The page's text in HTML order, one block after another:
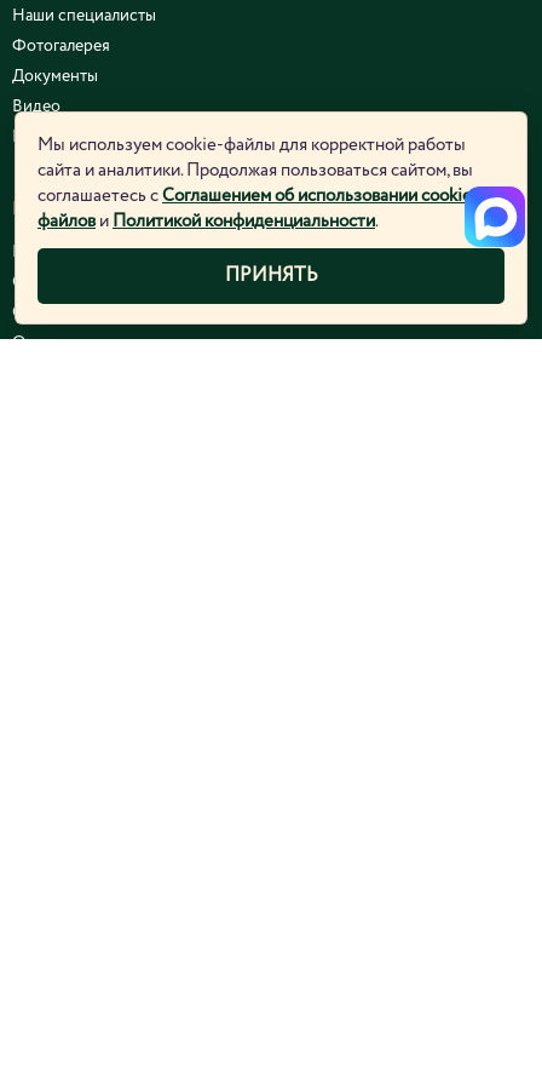
Наши специалисты
Фотогалерея
Документы
Видео
Курсы и семинары
ЮРИДИЧЕСКАЯ ИНФОРМАЦИЯ
Политика конфиденциальности
Согласие на обработку персональных данных
Соглашение об использовании cookie-файлов
Отозвать согласие
Мы используем cookie-файлы для корректной работы
сайта и аналитики. Продолжая пользоваться сайтом, вы
соглашаетесь с Соглашением об использовании cookie-
файлови Политикой конфиденциальности.
ПРИНЯТЬ